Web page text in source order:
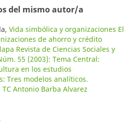
del mismo autor/a
Vida simbólica y organizaciones El
de ahorro y crédito
Revista de Ciencias Sociales y
55 (2003): Tema Central:
en los estudios
Tres modelos analíticos.
Antonio Barba Alvarez